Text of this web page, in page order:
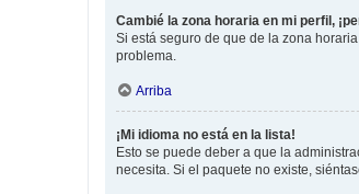
Cambié la zona horaria en mi perfil,
Si está seguro de que de la zona
problema.
Arriba
¡Mi idioma no está en la lista!
Esto se puede deber a que la
necesita. Si el paquete no existe,